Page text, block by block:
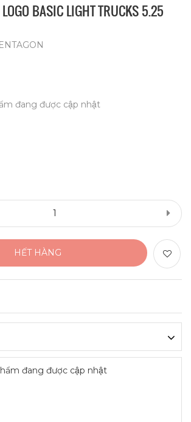
BASIC LIGHT TRUCKS 5.25
đang được cập nhật
HẾT HÀNG
đang được cập nhật